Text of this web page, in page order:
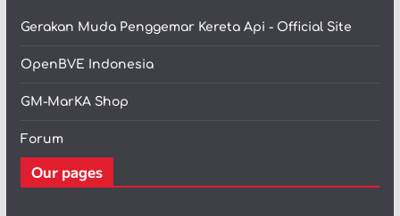
Gerakan Muda Penggemar Kereta Api - Official Site
OpenBVE Indonesia
GM-MarKA Shop
Forum
Our pages